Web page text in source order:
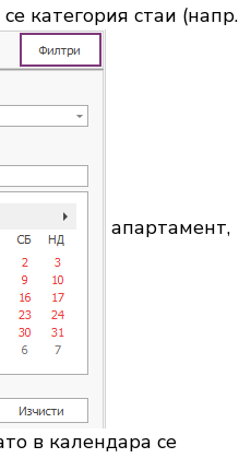
категория стаи (напр.
апартамент,
в календара се